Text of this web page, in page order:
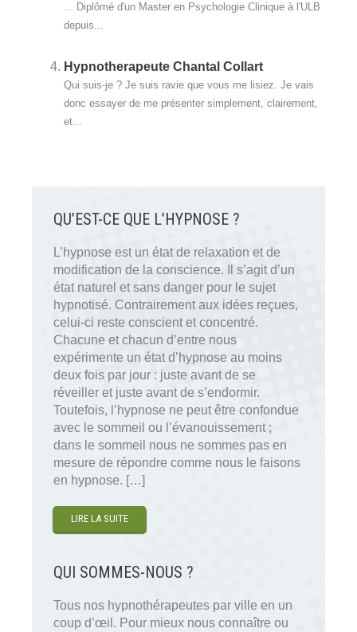
... Diplômé d'un Master en Psychologie Clinique à l'ULB
depuis...
Hypnotherapeute Chantal Collart
Qui suis-je ? Je suis ravie que vous me lisiez. Je vais
donc essayer de me présenter simplement, clairement,
et...
QU’EST-CE QUE L’HYPNOSE ?
L’hypnose est un état de relaxation et de
modification de la conscience. Il s’agit d’un
état naturel et sans danger pour le sujet
hypnotisé. Contrairement aux idées reçues,
celui-ci reste conscient et concentré.
Chacune et chacun d’entre nous
expérimente un état d’hypnose au moins
deux fois par jour : juste avant de se
réveiller et juste avant de s’endormir.
Toutefois, l’hypnose ne peut être confondue
avec le sommeil ou l’évanouissement ;
dans le sommeil nous ne sommes pas en
mesure de répondre comme nous le faisons
en hypnose. […]
LIRE LA SUITE
QUI SOMMES-NOUS ?
Tous nos hypnothérapeutes par ville en un
coup d’œil. Pour mieux nous connaître ou